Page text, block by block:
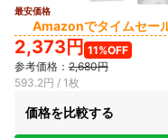
最安価格
Amazonでタイムセー
2,373円 11%OFF
参考価格： 2,680円
593.2円 / 1枚
価格を比較する